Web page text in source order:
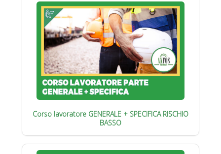
Corso lavoratore GENERALE + SPECIFICA RISCHIO
BASSO